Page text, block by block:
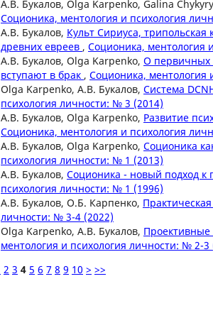
А.В. Букалов, Olga Karpenko, Galina
Соционика, ментология и психология
А.В. Букалов, Культ Сириуса,
древних евреев , Соционика, ментология
А.В. Букалов, Olga Karpenko, О первичных
вступают в брак , Соционика, ментология
Olga Karpenko, А.В. Букалов, Система
психология личности: № 3 (2014)
А.В. Букалов, Olga Karpenko, Развитие
Соционика, ментология и психология
А.В. Букалов, Olga Karpenko, Соционика
психология личности: № 1 (2013)
А.В. Букалов, Соционика - новый подход
психология личности: № 1 (1996)
А.В. Букалов, О.Б. Карпенко,
личности: № 3-4 (2022)
Olga Karpenko, А.В. Букалов, Проективные
ментология и психология личности: № 2-3
2 3 4 5 6 7 8 9 10 > >>